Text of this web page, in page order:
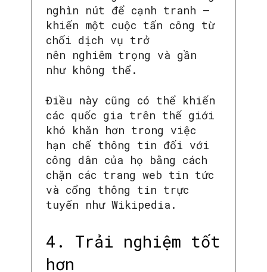
nghìn nút để cạnh tranh –
khiến một cuộc tấn công từ
chối dịch vụ trở
nên nghiêm trọng và gần
như không thể.
Điều này cũng có thể khiến
các quốc gia trên thế giới
khó khăn hơn trong việc
hạn chế thông tin đối với
công dân của họ bằng cách
chặn các trang web tin tức
và cổng thông tin trực
tuyến như Wikipedia.
4. Trải nghiệm tốt
hơn